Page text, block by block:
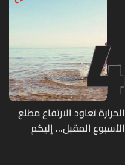
4
الحرارة تعاود الارتفاع مطلع
الأسبوع المقبل... إليكم